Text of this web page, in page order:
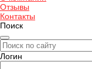
Отзывы
Контакты
Поиск
Логин